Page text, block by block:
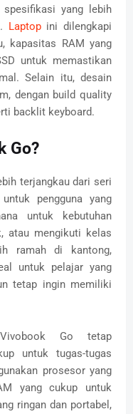
yang lebih
Laptopini dilengkapi
kapasitas RAM yang
untuk memastikan
Selain itu, desain
dengan build quality
backlit keyboard.
Go?
terjangkau dari seri
pengguna yang
untuk kebutuhan
atau mengikuti kelas
ramah di kantong,
untuk pelajar yang
tetap ingin memiliki
Go tetap
untuk tugas-tugas
prosesor yang
yang cukup untuk
ringan dan portabel,